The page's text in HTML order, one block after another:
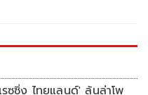
ซซิ่ง ไทยแลนด์' ลุ้นล่าโพ